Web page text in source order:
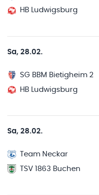
HB Ludwigsburg
Sa, 28.02.
SG BBM Bietigheim 2
HB Ludwigsburg
Sa, 28.02.
Team Neckar
TSV 1863 Buchen